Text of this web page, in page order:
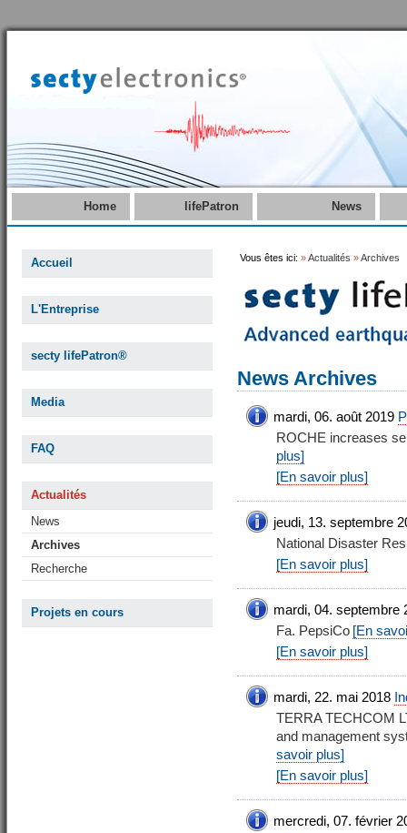
Home lifePatron News
Accueil
L'Entreprise
secty lifePatron®
Media
FAQ
Actualités
News
Archives
Recherche
Projets en cours
Vous êtes ici: »Actualités »Archives
News Archives
mardi, 06. août 2019
ROCHE increases
plus]
[En savoir plus]
jeudi, 13. septembre
National Disaster
[En savoir plus]
mardi, 04. septembre
Fa. PepsiCo [En
[En savoir plus]
mardi, 22. mai 2018
TERRA TECHCOM
and management
savoir plus]
[En savoir plus]
mercredi, 07. février